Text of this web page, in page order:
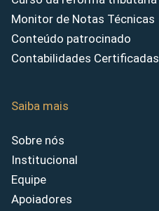
Monitor de Notas Técnicas
Conteúdo patrocinado
Contabilidades Certificadas
Saiba mais
Sobre nós
Institucional
Equipe
Apoiadores